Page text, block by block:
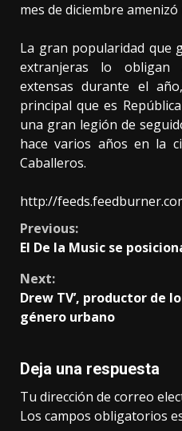
mes de diciembre amenizó
La gran popularidad que
extranjeras lo
extensas durante el
principal que es
una gran legión de
hace varios años en la
Caballeros.
http://
Continue
Previous:
El De la Music se
Next:
Drew TV’, productor de
género urbano
Deja una respuesta
Tu dirección de correo
Los campos obligatorios